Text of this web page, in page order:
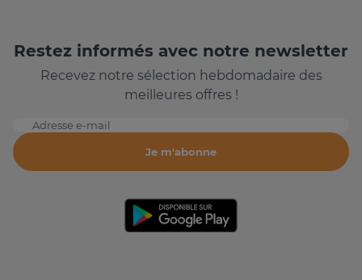
Restez informés avec notre newsletter
Recevez notre sélection hebdomadaire des
meilleures offres !
Adresse e-mail
Je m'abonne